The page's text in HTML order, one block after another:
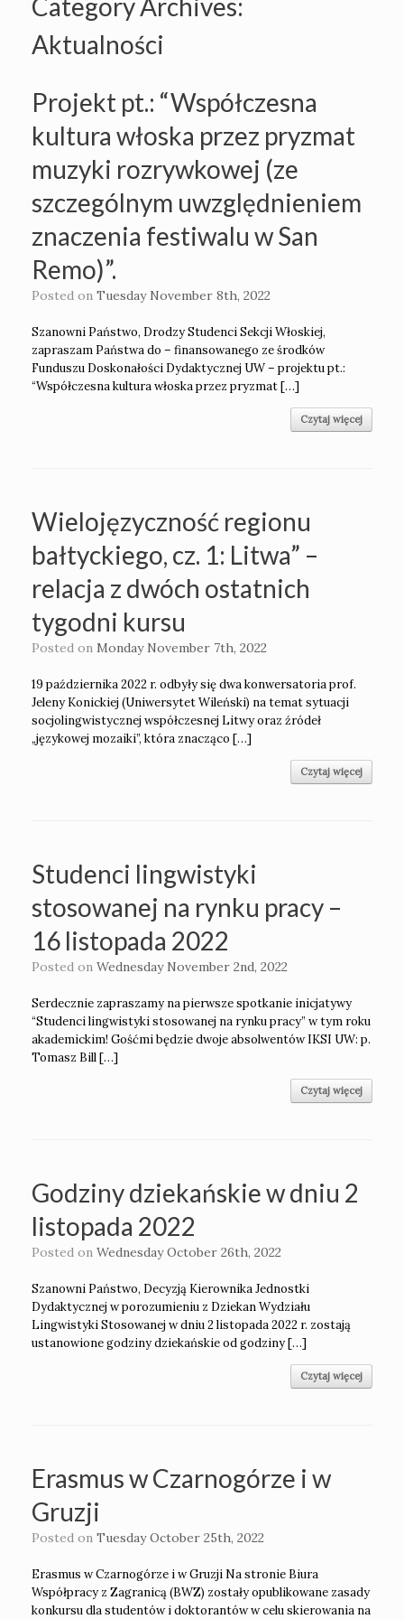
Category Archives:
Aktualności
Projekt pt.: “Współczesna
kultura włoska przez pryzmat
muzyki rozrywkowej (ze
szczególnym uwzględnieniem
znaczenia festiwalu w San
Remo)”.
Posted on Tuesday November 8th, 2022
Szanowni Państwo, Drodzy Studenci Sekcji Włoskiej,
zapraszam Państwa do – finansowanego ze środków
Funduszu Doskonałości Dydaktycznej UW – projektu pt.:
“Współczesna kultura włoska przez pryzmat […]
Czytaj więcej
Wielojęzyczność regionu
bałtyckiego, cz. 1: Litwa” –
relacja z dwóch ostatnich
tygodni kursu
Posted on Monday November 7th, 2022
19 października 2022 r. odbyły się dwa konwersatoria prof.
Jeleny Konickiej (Uniwersytet Wileński) na temat sytuacji
socjolingwistycznej współczesnej Litwy oraz źródeł
„językowej mozaiki”, która znacząco […]
Czytaj więcej
Studenci lingwistyki
stosowanej na rynku pracy –
16 listopada 2022
Posted on Wednesday November 2nd, 2022
Serdecznie zapraszamy na pierwsze spotkanie inicjatywy
“Studenci lingwistyki stosowanej na rynku pracy” w tym roku
akademickim! Gośćmi będzie dwoje absolwentów IKSI UW: p.
Tomasz Bill […]
Czytaj więcej
Godziny dziekańskie w dniu 2
listopada 2022
Posted on Wednesday October 26th, 2022
Szanowni Państwo, Decyzją Kierownika Jednostki
Dydaktycznej w porozumieniu z Dziekan Wydziału
Lingwistyki Stosowanej w dniu 2 listopada 2022 r. zostają
ustanowione godziny dziekańskie od godziny […]
Czytaj więcej
Erasmus w Czarnogórze i w
Gruzji
Posted on Tuesday October 25th, 2022
Erasmus w Czarnogórze i w Gruzji Na stronie Biura
Współpracy z Zagranicą (BWZ) zostały opublikowane zasady
konkursu dla studentów i doktorantów w celu skierowania na